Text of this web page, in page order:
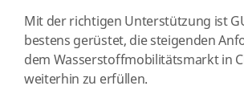
Mit der richtigen Unterstützung ist
bestens gerüstet, die steigenden
dem Wasserstoffmobilitätsmarkt in
weiterhin zu erfüllen.